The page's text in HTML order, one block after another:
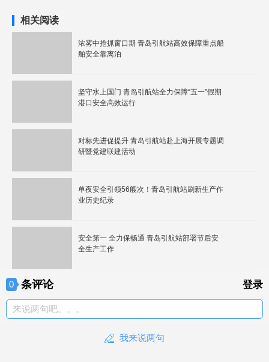
相关阅读
浓雾中抢抓窗口期 青岛引航站高效保障重点船
舶安全靠离泊
坚守水上国门 青岛引航站全力保障“五一”假期
港口安全高效运行
对标先进促提升 青岛引航站赴上海开展专题调
研暨党建联建活动
单夜安全引领56艘次！青岛引航站刷新生产作
业历史纪录
安全第一 全力保畅通 青岛引航站部署节后安
全生产工作
0 条评论 登录
来说两句吧。。。
我来说两句